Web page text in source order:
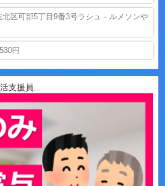
区可部5丁目9番3号ラシュ－ルメソンや
円
支援員...